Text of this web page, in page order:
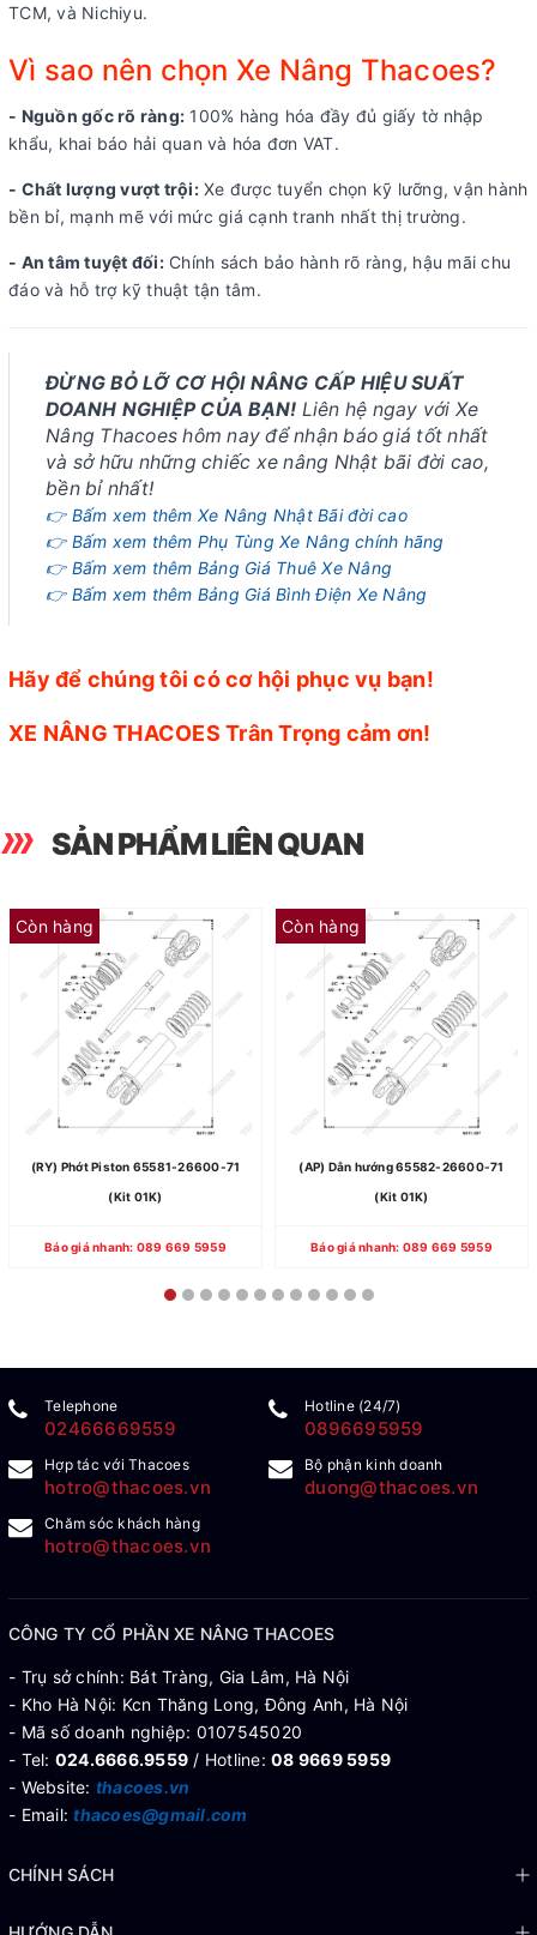
TCM, và Nichiyu.
Vì sao nên chọn Xe Nâng Thacoes?
- Nguồn gốc rõ ràng: 100% hàng hóa đầy đủ giấy tờ nhập
khẩu, khai báo hải quan và hóa đơn VAT.
- Chất lượng vượt trội:Xe được tuyển chọn kỹ lưỡng, vận hành
bền bỉ, mạnh mẽ với mức giá cạnh tranh nhất thị trường.
- An tâm tuyệt đối:Chính sách bảo hành rõ ràng, hậu mãi chu
đáo và hỗ trợ kỹ thuật tận tâm.
ĐỪNG BỎ LỠ CƠ HỘI NÂNG CẤP HIỆU SUẤT
DOANH NGHIỆP CỦA BẠN! Liên hệ ngay với Xe
Nâng Thacoes hôm nay để nhận báo giá tốt nhất
và sở hữu những chiếc xe nâng Nhật bãi đời cao,
bền bỉ nhất!
👉 Bấm xem thêm Xe Nâng Nhật Bãi đời cao
👉 Bấm xem thêm Phụ Tùng Xe Nâng chính hãng
👉 Bấm xem thêm Bảng Giá Thuê Xe Nâng
👉 Bấm xem thêm Bảng Giá Bình Điện Xe Nâng
Hãy để chúng tôi có cơ hội phục vụ bạn!
XE NÂNG THACOES Trân Trọng cảm ơn!
SẢN PHẨM LIÊN QUAN
Còn hàng
(RY) Phớt Piston 65581-26600-71
(Kit 01K)
Báo giá nhanh: 089 669 5959
Còn hàng
(AP) Dẫn hướng 65582-26600-71
(Kit 01K)
Báo giá nhanh: 089 669 5959
Telephone
02466669559
Hotline (24/7)
0896695959
Hợp tác với Thacoes
hotro@thacoes.vn
Bộ phận kinh doanh
duong@thacoes.vn
Chăm sóc khách hàng
hotro@thacoes.vn
CÔNG TY CỔ PHẦN XE NÂNG THACOES
- Trụ sở chính: Bát Tràng, Gia Lâm, Hà Nội
- Kho Hà Nội: Kcn Thăng Long, Đông Anh, Hà Nội
- Mã số doanh nghiệp: 0107545020
- Tel: 024.6666.9559 / Hotline: 08 9669 5959
- Website: thacoes.vn
- Email:thacoes@gmail.com
CHÍNH SÁCH